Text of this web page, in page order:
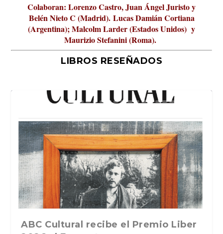
Colaboran: Lorenzo Castro, Juan Ángel Juristo y
Belén Nieto C (Madrid). Lucas Damián Cortiana
(Argentina); Malcolm Larder (Estados Unidos) y
Maurizio Stefanini (Roma).
LIBROS RESEÑADOS
La verdadera odisea del espacio en
ABC Cultural recibe el Premio Liber
La cultura de la transgresión.